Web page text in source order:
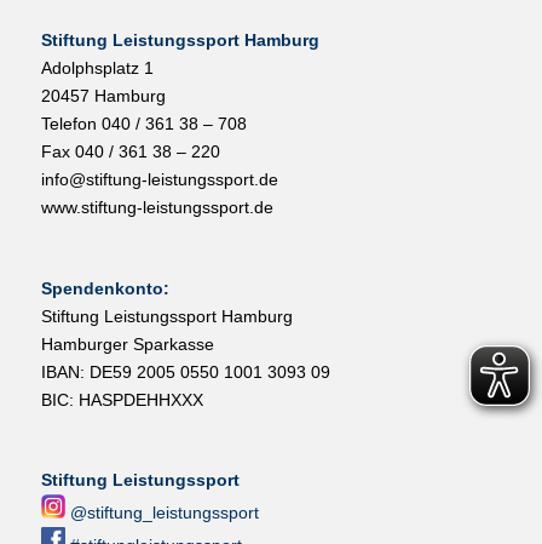
Stiftung Leistungssport Hamburg
Adolphsplatz 1
20457 Hamburg
Telefon 040 / 361 38 – 708
Fax 040 / 361 38 – 220
info@stiftung-leistungssport.de
www.stiftung-leistungssport.de
Spendenkonto:
Stiftung Leistungssport Hamburg
Hamburger Sparkasse
IBAN: DE59 2005 0550 1001 3093 09
BIC: HASPDEHHXXX
Stiftung Leistungssport
@stiftung_leistungssport